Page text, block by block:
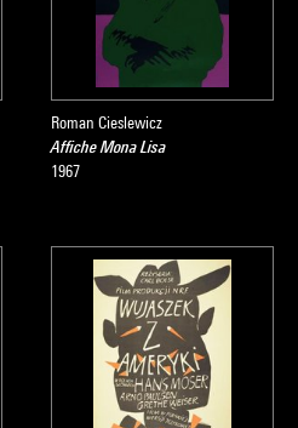
Roman Cieslewicz
Affiche Mona Lisa
1967